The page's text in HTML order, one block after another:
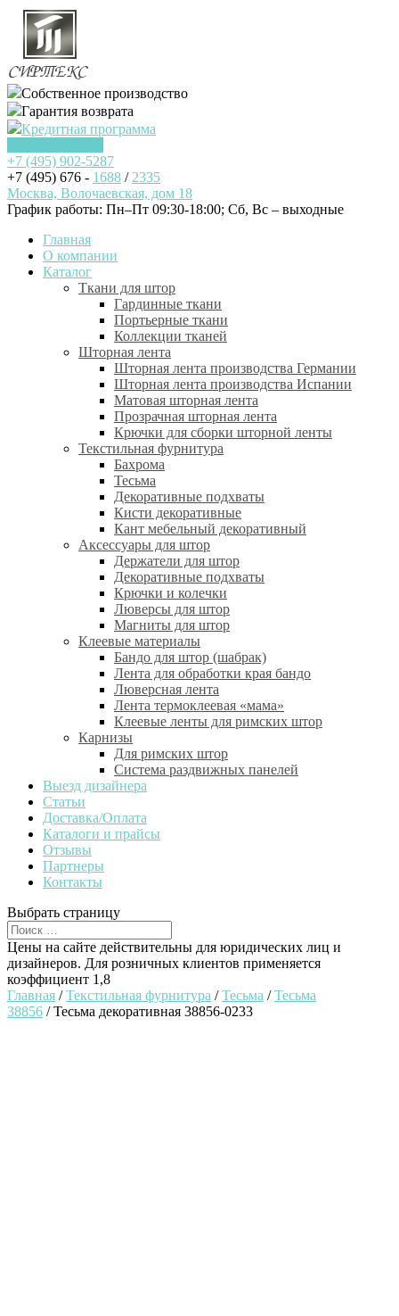
Собственное производство
Гарантия возврата
Кредитная программа
+7 (495) 902-5287
+7 (495) 676 - 1688 / 2335
Москва, Волочаевская, дом 18
График работы: Пн–Пт 09:30-18:00; Cб, Вс – выходные
Главная
О компании
Каталог
Ткани для штор
Гардинные ткани
Портьерные ткани
Коллекции тканей
Шторная лента
Шторная лента производства Германии
Шторная лента производства Испании
Матовая шторная лента
Прозрачная шторная лента
Крючки для сборки шторной ленты
Текстильная фурнитура
Бахрома
Тесьма
Декоративные подхваты
Кисти декоративные
Кант мебельный декоративный
Аксессуары для штор
Держатели для штор
Декоративные подхваты
Крючки и колечки
Люверсы для штор
Магниты для штор
Клеевые материалы
Бандо для штор (шабрак)
Лента для обработки края бандо
Люверсная лента
Лента термоклеевая «мама»
Клеевые ленты для римских штор
Карнизы
Для римских штор
Система раздвижных панелей
Выезд дизайнера
Статьи
Доставка/Оплата
Каталоги и прайсы
Отзывы
Партнеры
Контакты
Выбрать страницу
Цены на сайте действительны для юридических лиц и
дизайнеров. Для розничных клиентов применяется
коэффициент 1,8
Главная /Текстильная фурнитура /Тесьма /Тесьма
38856 / Тесьма декоративная 38856-0233